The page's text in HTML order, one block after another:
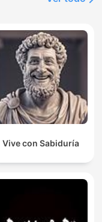
Vive con Sabiduría